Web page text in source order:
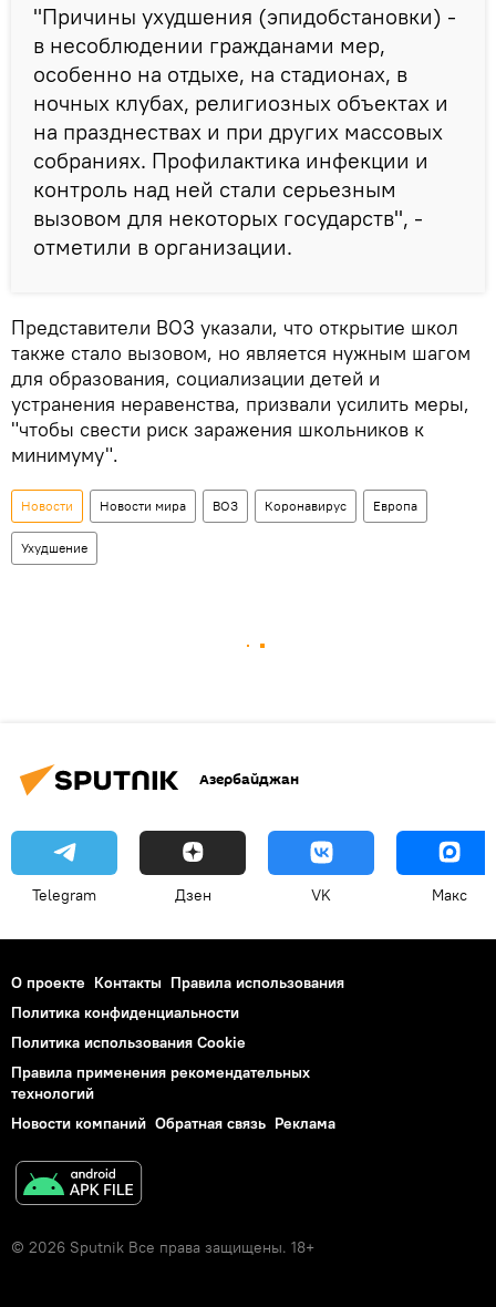
"Причины ухудшения (эпидобстановки) -
в несоблюдении гражданами мер,
особенно на отдыхе, на стадионах, в
ночных клубах, религиозных объектах и
на празднествах и при других массовых
собраниях. Профилактика инфекции и
контроль над ней стали серьезным
вызовом для некоторых государств", -
отметили в организации.
Представители ВОЗ указали, что открытие школ
также стало вызовом, но является нужным шагом
для образования, социализации детей и
устранения неравенства, призвали усилить меры,
"чтобы свести риск заражения школьников к
минимуму".
Новости Новости мира ВОЗ Коронавирус Европа
Ухудшение
Азербайджан
Telegram Дзен VK Макс
О проекте Контакты Правила использования
Политика конфиденциальности
Политика использования Cookie
Правила применения рекомендательных
технологий
Новости компаний Обратная связь Реклама
© 2026 Sputnik Все права защищены. 18+